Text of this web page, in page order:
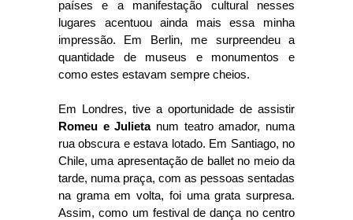
países e a manifestação cultural nesses
lugares acentuou ainda mais essa minha
impressão. Em Berlin, me surpreendeu a
quantidade de museus e monumentos e
como estes estavam sempre cheios.
Em Londres, tive a oportunidade de assistir
Romeu e Julietanum teatro amador, numa
rua obscura e estava lotado. Em Santiago, no
Chile, uma apresentação de ballet no meio da
tarde, numa praça, com as pessoas sentadas
na grama em volta, foi uma grata surpresa.
Assim, como um festival de dança no centro